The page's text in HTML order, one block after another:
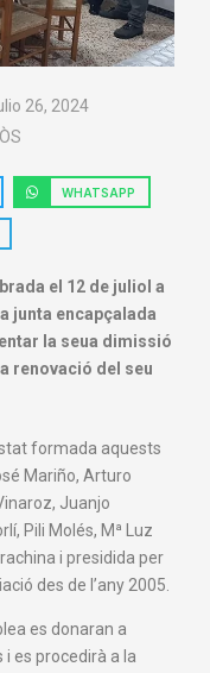
26, 2024
WHATSAPP
el 12 de juliol a
junta encapçalada
la seua dimissió
renovació del seu
formada aquests
Mariño, Arturo
Juanjo
Pili Molés, Mª Luz
i presidida per
des de l’any 2005.
es donaran a
es procedirà a la